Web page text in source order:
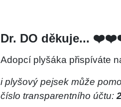
Dr. DO děkuje...
Adopcí plyšáka přispíváte
i plyšový pejsek může
číslo transparentního účtu: